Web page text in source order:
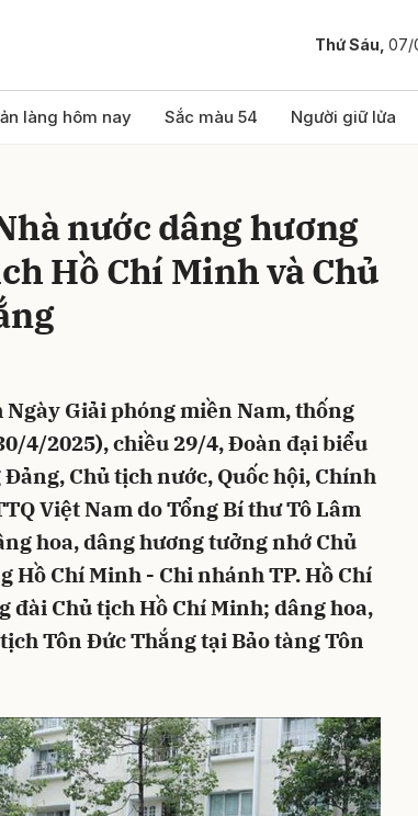
Thứ Sáu, 07/
làng hôm nay Sắc màu 54 Người giữ lửa
nước dâng hương
Hồ Chí Minh và Chủ
Giải phóng miền Nam, thống
4/2025), chiều 29/4, Đoàn đại biểu
Chủ tịch nước, Quốc hội, Chính
Việt Nam do Tổng Bí thư Tô Lâm
hoa, dâng hương tưởng nhớ Chủ
Hồ Chí Minh - Chi nhánh TP. Hồ Chí
đài Chủ tịch Hồ Chí Minh; dâng hoa,
Tôn Đức Thắng tại Bảo tàng Tôn
luận